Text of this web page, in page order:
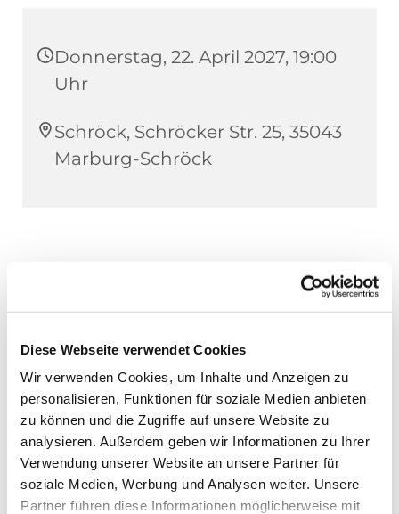
Diese Webseite verwendet Cookies
Wir verwenden Cookies, um Inhalte und Anzeigen zu
personalisieren, Funktionen für soziale Medien anbieten
zu können und die Zugriffe auf unsere Website zu
analysieren. Außerdem geben wir Informationen zu Ihrer
Verwendung unserer Website an unsere Partner für
soziale Medien, Werbung und Analysen weiter. Unsere
Partner führen diese Informationen möglicherweise mit
Donnerstag, 22. April 2027, 19:00
Uhr
Schröck, Schröcker Str. 25, 35043
Marburg-Schröck